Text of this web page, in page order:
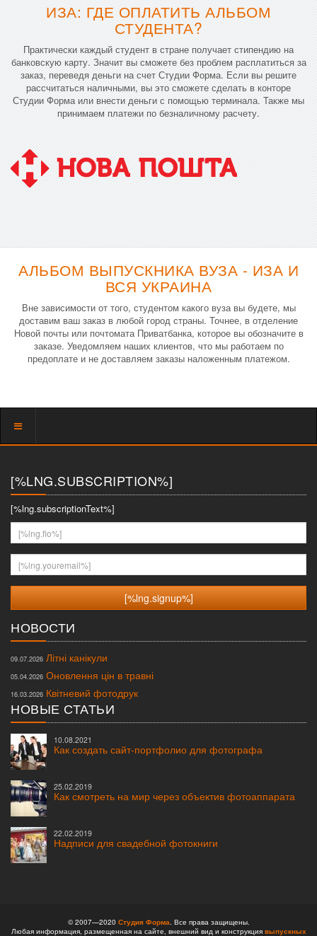
ИЗА: ГДЕ ОПЛАТИТЬ АЛЬБОМ
СТУДЕНТА?
Практически каждый студент в стране получает стипендию на
банковскую карту. Значит вы сможете без проблем расплатиться за
заказ, переведя деньги на счет Студии Форма. Если вы решите
рассчитаться наличными, вы это сможете сделать в конторе
Студии Форма или внести деньги с помощью терминала. Также мы
принимаем платежи по безналичному расчету.
АЛЬБОМ ВЫПУСКНИКА ВУЗА - ИЗА И
ВСЯ УКРАИНА
Вне зависимости от того, студентом какого вуза вы будете, мы
доставим ваш заказ в любой город страны. Точнее, в отделение
Новой почты или почтомата Приватбанка, которое вы обозначите в
заказе. Уведомляем наших клиентов, что мы работаем по
предоплате и не доставляем заказы наложенным платежом.
Показать
[%LNG.SUBSCRIPTION%]
[%lng.subscriptionText%]
[%lng.fio%]
[%lng.youremail%]
НОВОСТИ
09.07.2026 Літні канікули
05.04.2026 Оновлення цін в травні
16.03.2026 Квітневий фотодрук
НОВЫЕ СТАТЬИ
10.08.2021
Как создать сайт-портфолио для фотографа
25.02.2019
Как смотреть на мир через объектив фотоаппарата
22.02.2019
Надписи для свадебной фотокниги
© 2007—2020 Студия Форма. Все права защищены.
Любая информация, размещенная на сайте, внешний вид и конструкция выпускных